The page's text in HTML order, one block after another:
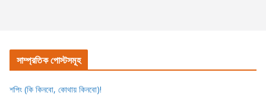
সাম্প্রতিক পোস্টসমূহ
শপিং (কি কিনবো, কোথায় কিনবো)!